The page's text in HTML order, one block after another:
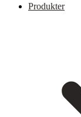
Produkter